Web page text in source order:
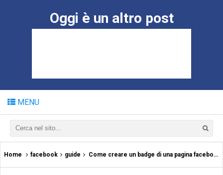
Oggi è un altro post
MENU
Home facebook guide Come creare un badge di una pagina facebook da includere sul tuo sito